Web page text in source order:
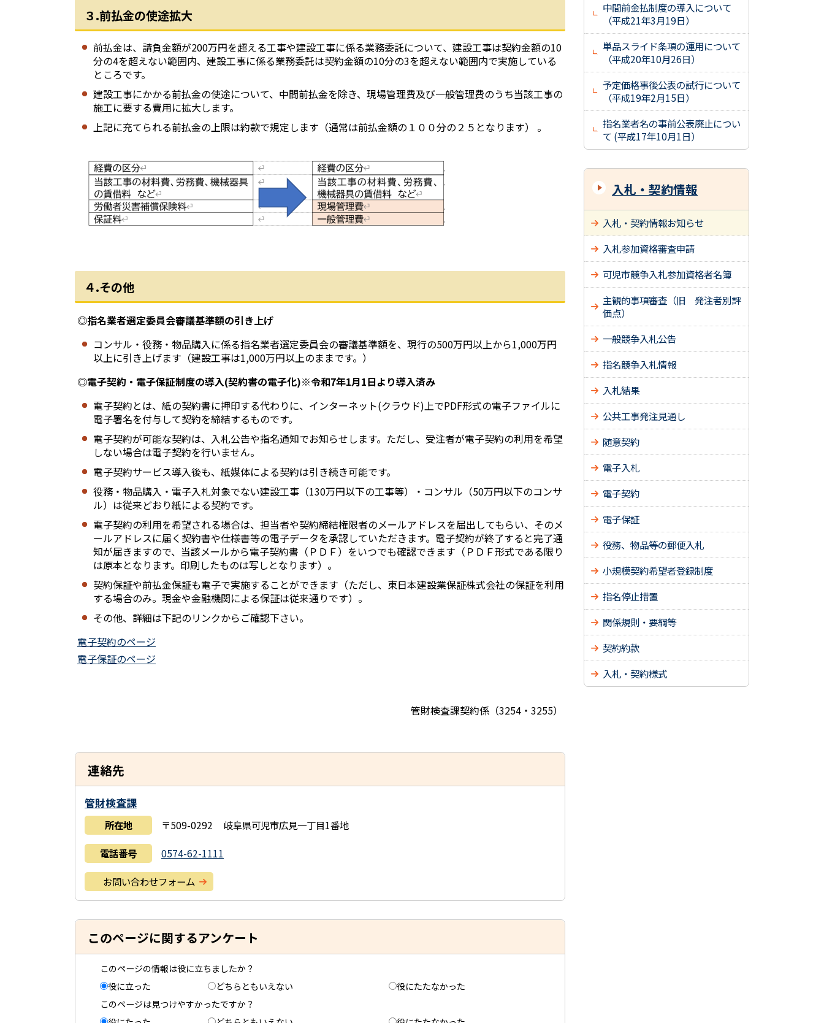
３.前払金の使途拡大
前払金は、請負金額が200万円を超える工事や建設工事に係る業務委託について、建設工事は契約金額の10
分の4を超えない範囲内、建設工事に係る業務委託は契約金額の10分の3を超えない範囲内で実施している
ところです。
建設工事にかかる前払金の使途について、中間前払金を除き、現場管理費及び一般管理費のうち当該工事の
施工に要する費用に拡大します。
上記に充てられる前払金の上限は約款で規定します（通常は前払金額の１００分の２５となります） 。
４.その他
◎指名業者選定委員会審議基準額の引き上げ
コンサル・役務・物品購入に係る指名業者選定委員会の審議基準額を、現行の500万円以上から1,000万円
以上に引き上げます（建設工事は1,000万円以上のままです。）
◎電子契約・電子保証制度の導入(契約書の電子化)※令和7年1月1日より導入済み
電子契約とは、紙の契約書に押印する代わりに、インターネット(クラウド)上でPDF形式の電子ファイルに
電子署名を付与して契約を締結するものです。
電子契約が可能な契約は、入札公告や指名通知でお知らせします。ただし、受注者が電子契約の利用を希望
しない場合は電子契約を行いません。
電子契約サービス導入後も、紙媒体による契約は引き続き可能です。
役務・物品購入・電子入札対象でない建設工事（130万円以下の工事等）・コンサル（50万円以下のコンサ
ル）は従来どおり紙による契約です。
電子契約の利用を希望される場合は、担当者や契約締結権限者のメールアドレスを届出してもらい、そのメ
ールアドレスに届く契約書や仕様書等の電子データを承認していただきます。電子契約が終了すると完了通
知が届きますので、当該メールから電子契約書（ＰＤＦ）をいつでも確認できます（ＰＤＦ形式である限り
は原本となります。印刷したものは写しとなります）。
契約保証や前払金保証も電子で実施することができます（ただし、東日本建設業保証株式会社の保証を利用
する場合のみ。現金や金融機関による保証は従来通りです）。
その他、詳細は下記のリンクからご確認下さい。
電子契約のページ
電子保証のページ
管財検査課契約係（3254・3255）
連絡先
管財検査課
所在地 〒509-0292 岐阜県可児市広見一丁目1番地
電話番号 0574-62-1111
お問い合わせフォーム
このページに関するアンケート
このページの情報は役に立ちましたか？
役に立った
どちらともいえない
役にたたなかった
このページは見つけやすかったですか？
中間前金払制度の導入について
（平成21年3月19日）
単品スライド条項の運用について
（平成20年10月26日）
予定価格事後公表の試行について
（平成19年2月15日）
指名業者名の事前公表廃止につい
て (平成17年10月1日）
入札・契約情報
入札・契約情報お知らせ
入札参加資格審査申請
可児市競争入札参加資格者名簿
主観的事項審査（旧 発注者別評
価点）
一般競争入札公告
指名競争入札情報
入札結果
公共工事発注見通し
随意契約
電子入札
電子契約
電子保証
役務、物品等の郵便入札
小規模契約希望者登録制度
指名停止措置
関係規則・要綱等
契約約款
入札・契約様式